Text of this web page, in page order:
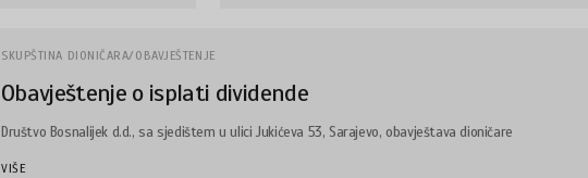
SKUPŠTINA DIONIČARA/OBAVJEŠTENJE
Obavještenje o isplati dividende
Društvo Bosnalijek d.d., sa sjedištem u ulici Jukićeva 53, Sarajevo, obavještava dioničare
VIŠE